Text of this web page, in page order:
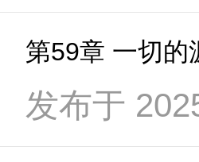
第59章 一切的
发布于